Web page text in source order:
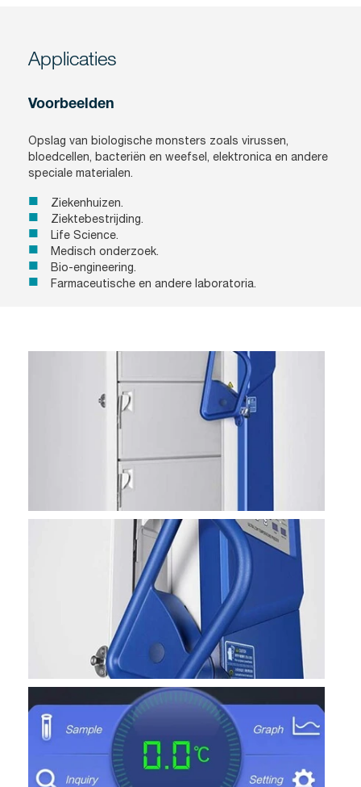
Applicaties
Voorbeelden
Opslag van biologische monsters zoals virussen,
bloedcellen, bacteriën en weefsel, elektronica en andere
speciale materialen.
Ziekenhuizen.
Ziektebestrijding.
Life Science.
Medisch onderzoek.
Bio-engineering.
Farmaceutische en andere laboratoria.